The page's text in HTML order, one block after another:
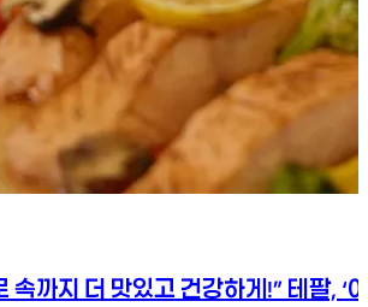
속까지 더 맛있고 건강하게!” 테팔, ‘